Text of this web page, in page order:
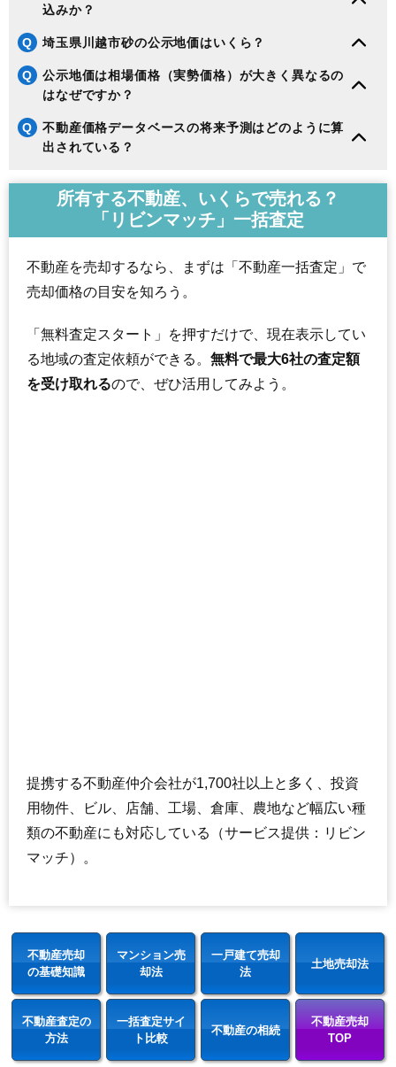
込みか？
Q 埼玉県川越市砂の公示地価はいくら？
Q
公示地価は相場価格（実勢価格）が大きく異なるの
はなぜですか？
Q
不動産価格データベースの将来予測はどのように算
出されている？
所有する不動産、いくらで売れる？
「リビンマッチ」一括査定
不動産を売却するなら、まずは「不動産一括査定」で
売却価格の目安を知ろう。
「無料査定スタート」を押すだけで、現在表示してい
る地域の査定依頼ができる。 無料で最大6社の査定額
を受け取れるので、ぜひ活用してみよう。
提携する不動産仲介会社が1,700社以上と多く、投資
用物件、ビル、店舗、工場、倉庫、農地など幅広い種
類の不動産にも対応している（サービス提供：リビン
マッチ）。
不動産売却
の基礎知識
マンション売
却法
一戸建て売却
法
土地売却法
不動産査定の
方法
一括査定サイ
ト比較
不動産の相続
不動産売却
TOP